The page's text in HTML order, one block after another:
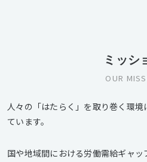
ミッシ
OUR
人々の「はたらく」を取り巻く環
ています。
国や地域間における労働需給ギャ